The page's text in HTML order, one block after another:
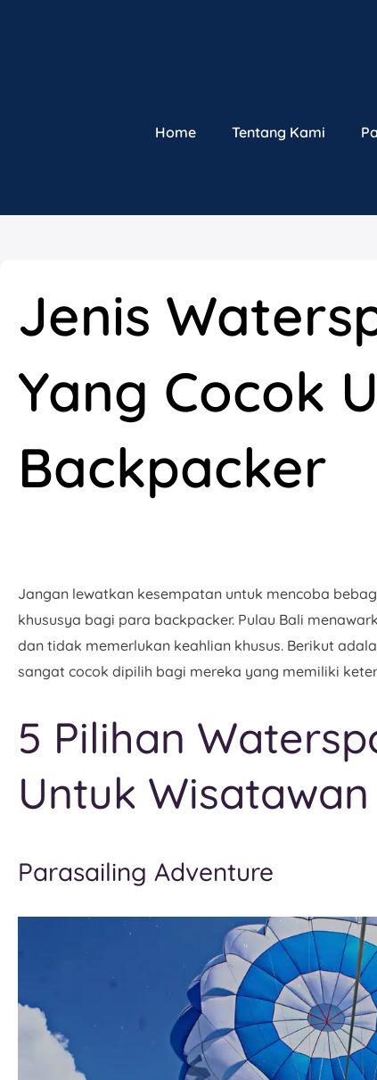
Home Tentang Kami
Jenis
Yang Cocok
Backpacker
Jangan lewatkan kesempatan untuk mencoba
khususya bagi para backpacker. Pulau Bali
dan tidak memerlukan keahlian khusus. Berikut
sangat cocok dipilih bagi mereka yang memiliki
5 Pilihan
Untuk
Parasailing Adventure